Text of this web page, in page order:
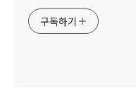
구독하기